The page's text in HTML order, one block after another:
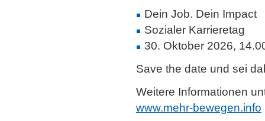
Dein Job. Dein Impact
Sozialer Karrieretag
30. Oktober 2026,
Save the date und sei
Weitere Informationen
www.mehr-bewegen.info